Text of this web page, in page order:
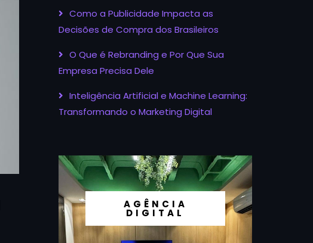
Como a Publicidade Impacta as
Decisões de Compra dos Brasileiros
O Que é Rebranding e Por Que Sua
Empresa Precisa Dele
Inteligência Artificial e Machine Learning:
Transformando o Marketing Digital
AGÊNCIA
DIGITAL